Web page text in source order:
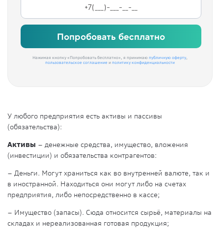
Попробовать бесплатно
Нажимая кнопку «Попробовать бесплатно», я принимаю публичную оферту
пользовательское соглашение и политику конфиденциальности
У любого предприятия есть активы и пассивы
(обязательства):
Активы – денежные средства, имущество, вложения
(инвестиции) и обязательства контрагентов:
– Деньги. Могут храниться как во внутренней валюте, так и
в иностранной. Находиться они могут либо на счетах
предприятия, либо непосредственно в кассе;
– Имущество (запасы). Сюда относится сырьё, материалы на
складах и нереализованная готовая продукция;